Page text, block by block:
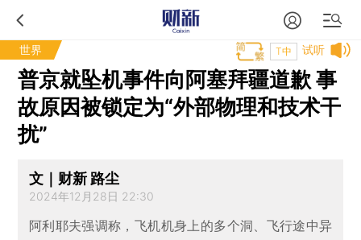
世界 试听
T中
普京就坠机事件向阿塞拜疆道歉 事
故原因被锁定为“外部物理和技术干
扰”
文｜财新 路尘
2024年12月28日 22:30
阿利耶夫强调称，飞机机身上的多个洞、飞行途中异